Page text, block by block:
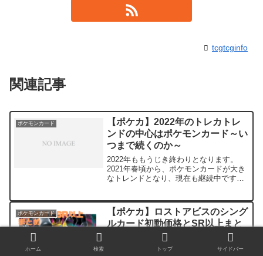
tcgtcginfo
関連記事
ポケモンカード
【ポケカ】2022年のトレカトレ
ンドの中心はポケモンカード～い
つまで続くのか～
2022年ももうじき終わりとなります。
2021年春頃から、ポケモンカードが大き
なトレンドとなり、現在も継続中です
す。トレンドの状況Googleのビックデー
タにおける人...
ポケモンカード
【ポケカ】ロストアビスのシング
ルカード初動価格とSR以上まと
2022年7月15日に発売したポケモンカー
ホーム 検索 トップ サイドバー